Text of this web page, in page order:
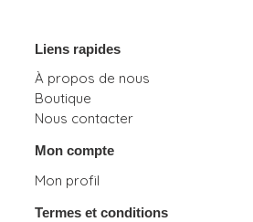
Liens rapides
À propos de nous
Boutique
Nous contacter
Mon compte
Mon profil
Termes et conditions